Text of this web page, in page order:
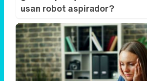
usan robot aspirador?